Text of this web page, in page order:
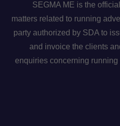
SEGMA ME is the
matters related to running
party authorized by SDA to
and invoice the clients
enquiries concerning